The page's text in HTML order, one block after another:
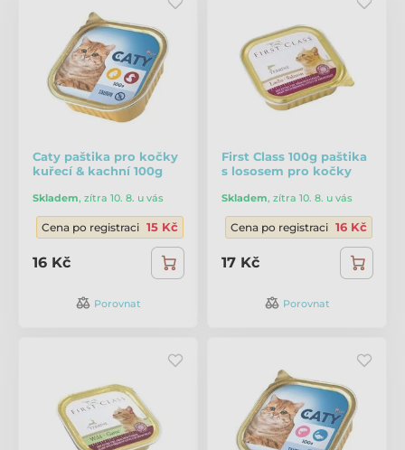
Caty paštika pro kočky
kuřecí & kachní 100g
Skladem, zítra 10. 8. u vás
Cena po registraci 15 Kč
16 Kč
Porovnat
First Class 100g paštika
s lososem pro kočky
Skladem, zítra 10. 8. u vás
Cena po registraci 16 Kč
17 Kč
Porovnat